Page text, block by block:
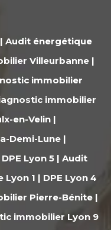
| Audit énergétique
Villeurbanne |
immobilier
immobilier
en-Velin |
Demi-Lune |
DPE Lyon 5 | Audit
Lyon 1 | DPE Lyon 4
Pierre-Bénite |
immobilier Lyon 9